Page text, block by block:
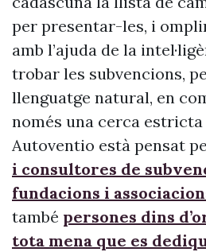
per presentar-les, i
amb l’ajuda de la
trobar les subvencions,
llenguatge natural, en
només una cerca
Autoventio està pensat
i consultores de
fundacions i
també persones dins
tota mena que es